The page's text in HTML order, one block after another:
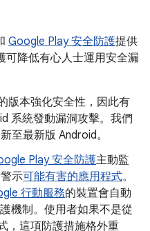
Google Play 安全防護提供
可降低有心人士運用安全漏
版本強化安全性，因此有
系統發動漏洞攻擊。我們
至最新版 Android。
Play 安全防護主動監
示可能有害的應用程式。
行動服務的裝置會自動
機制。使用者如果不是從
，這項防護措施格外重